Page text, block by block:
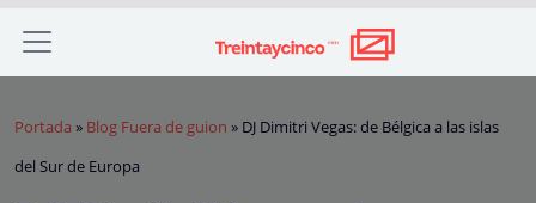
Portada » Blog Fuera de guion » DJ Dimitri Vegas: de Bélgica a las islas
del Sur de Europa